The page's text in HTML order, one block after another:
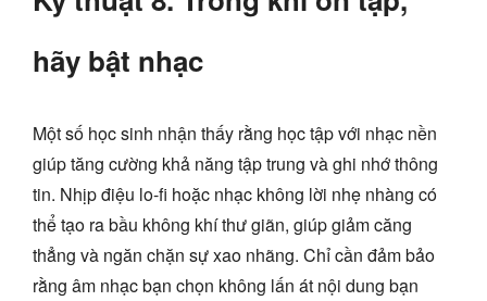
hãy bật nhạc
Một số học sinh nhận thấy rằng học tập với nhạc nền
giúp tăng cường khả năng tập trung và ghi nhớ thông
tin. Nhịp điệu lo-fi hoặc nhạc không lời nhẹ nhàng có
thể tạo ra bầu không khí thư giãn, giúp giảm căng
thẳng và ngăn chặn sự xao nhãng. Chỉ cần đảm bảo
rằng âm nhạc bạn chọn không lấn át nội dung bạn